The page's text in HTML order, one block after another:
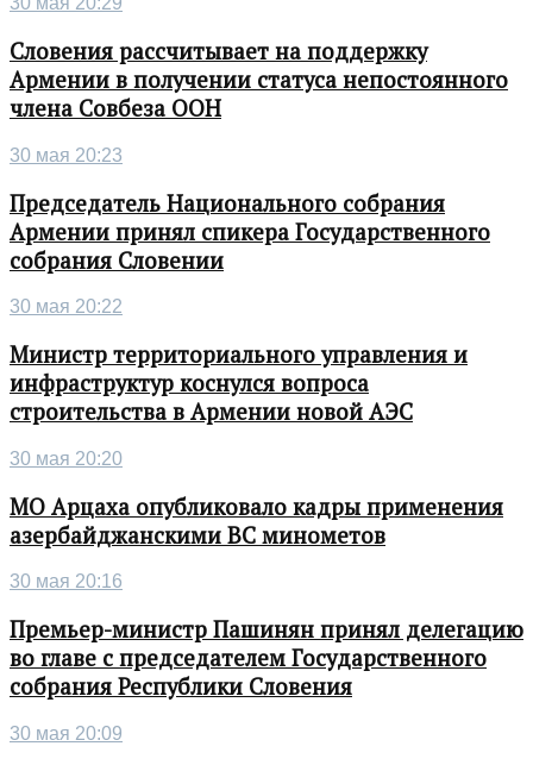
Словения рассчитывает на поддержку
Армении в получении статуса непостоянного
члена Совбеза ООН
30 мая 20:23
Председатель Национального собрания
Армении принял спикера Государственного
собрания Словении
30 мая 20:22
Министр территориального управления и
инфраструктур коснулся вопроса
строительства в Армении новой АЭС
30 мая 20:20
МО Арцаха опубликовало кадры применения
азербайджанскими ВС минометов
30 мая 20:16
Премьер-министр Пашинян принял делегацию
во главе с председателем Государственного
собрания Республики Словения
30 мая 20:09